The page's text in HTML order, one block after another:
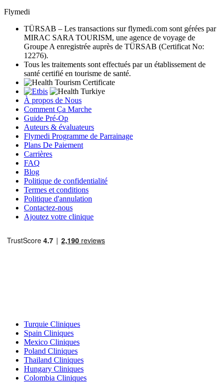
Flymedi
TÜRSAB – Les transactions sur flymedi.com sont gérées par
MIRAC SARA TOURISM, une agence de voyage de
Groupe A enregistrée auprès de TÜRSAB (Certificat No:
12276).
Tous les traitements sont effectués par un établissement de
santé certifié en tourisme de santé.
À propos de Nous
Comment Ça Marche
Guide Pré-Op
Auteurs & évaluateurs
Flymedi Programme de Parrainage
Plans De Paiement
Carrières
FAQ
Blog
Politique de confidentialité
Termes et conditions
Politique d'annulation
Contactez-nous
Ajoutez votre clinique
Turquie Cliniques
Spain Cliniques
Mexico Cliniques
Poland Cliniques
Thailand Cliniques
Hungary Cliniques
Colombia Cliniques